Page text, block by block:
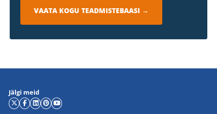
VAATA KOGU TEADMISTEBAASI →
Jälgi meid